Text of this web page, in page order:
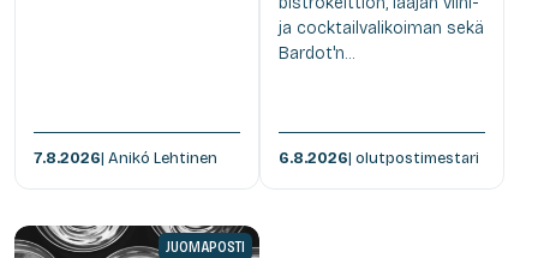
7.8.2026| Anikó Lehtinen
ja cocktailvalikoiman sekä
Bardot'n...
6.8.2026| olutpostimestari
JUOMAPOSTI